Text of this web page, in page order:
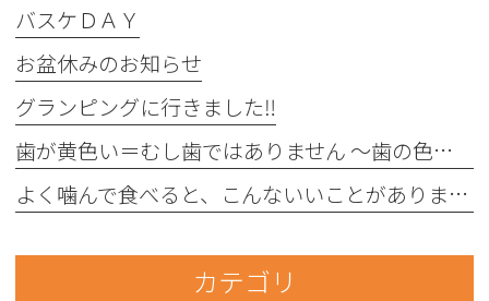
バスケＤＡＹ
お盆休みのお知らせ
グランピングに行きました‼︎
歯が黄色い＝むし歯ではありません 〜歯の色にはさまざまな原因があります〜
よく噛んで食べると、こんないいことがあります！
カテゴリ